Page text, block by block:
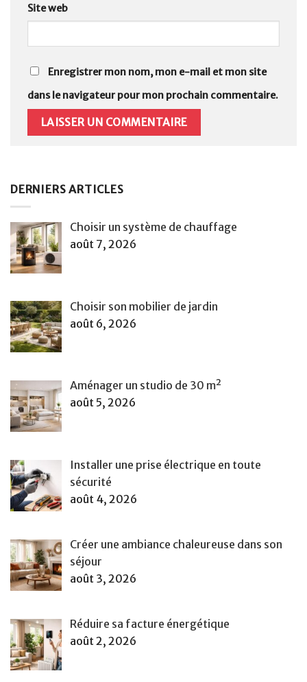
Site web
Enregistrer mon nom, mon e-mail et mon site
dans le navigateur pour mon prochain commentaire.
DERNIERS ARTICLES
Choisir un système de chauffage
août 7, 2026
Choisir son mobilier de jardin
août 6, 2026
Aménager un studio de 30 m²
août 5, 2026
Installer une prise électrique en toute
sécurité
août 4, 2026
Créer une ambiance chaleureuse dans son
séjour
août 3, 2026
Réduire sa facture énergétique
août 2, 2026